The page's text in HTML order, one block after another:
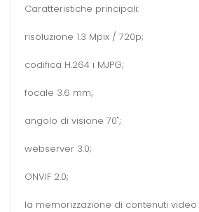
Caratteristiche principali:
risoluzione 1.3 Mpix / 720p;
codifica H.264 i MJPG;
focale 3.6 mm;
angolo di visione 70";
webserver 3.0;
ONVIF 2.0;
la memorizzazione di contenuti video